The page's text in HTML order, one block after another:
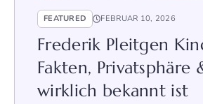
FEATURED FEBRUAR 10, 2026
Frederik Pleitgen
Fakten, Privatsphäre
wirklich bekannt ist